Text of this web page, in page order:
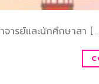
ารย์และนักศึกษาสา